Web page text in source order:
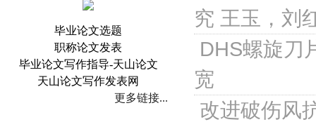
毕业论文选题
职称论文发表
毕业论文写作指导-天山论文
天山论文写作发表网
更多链接...
究 王玉，刘
DHS螺旋刀
宽
改进破伤风